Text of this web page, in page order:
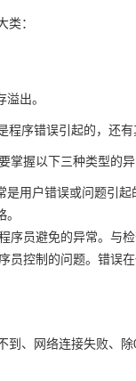
：
出。
程序错误引起的，还
掌握以下三种类型的异
是用户错误或问题引
序员避免的异常。与
员控制的问题。错误
到、网络连接失败、